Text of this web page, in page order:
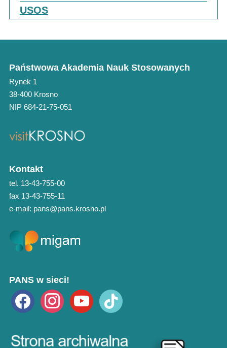
USOS
Państwowa Akademia Nauk Stosowanych
Rynek 1
38-400 Krosno
NIP 684-21-75-051
Kontakt
tel. 13-43-755-00
fax 13-43-755-11
e-mail: pans@pans.krosno.pl
PANS w sieci!
facebook instagramyoutube tiktok